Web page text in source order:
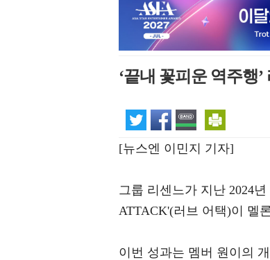
‘끝내 꽃피운 역주행
[뉴스엔 이민지 기자]
그룹 리센느가 지난 2024
ATTACK'(러브 어택)이 멜
이번 성과는 멤버 원이의